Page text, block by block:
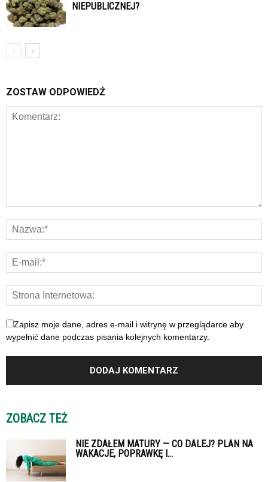
NIEPUBLICZNEJ?
ZOSTAW ODPOWIEDŹ
Zapisz moje dane, adres e-mail i witrynę w przeglądarce aby
wypełnić dane podczas pisania kolejnych komentarzy.
ZOBACZ TEŻ
NIE ZDAŁEM MATURY — CO DALEJ? PLAN NA
WAKACJE, POPRAWKĘ I...